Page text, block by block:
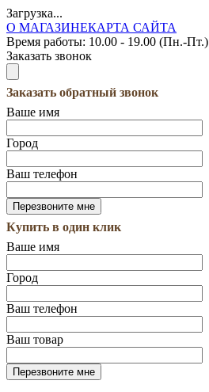
Загрузка...
О МАГАЗИНЕКАРТА САЙТА
Время работы: 10.00 - 19.00 (Пн.-Пт.)
Заказать звонок
Заказать обратный звонок
Ваше имя
Город
Ваш телефон
Купить в один клик
Ваше имя
Город
Ваш телефон
Ваш товар